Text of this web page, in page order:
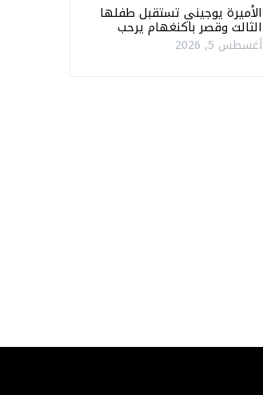
الأميرة يوجيني تستقبل طفلها
الثالث وقصر باكنغهام يرحب
أغسطس 5, 2026